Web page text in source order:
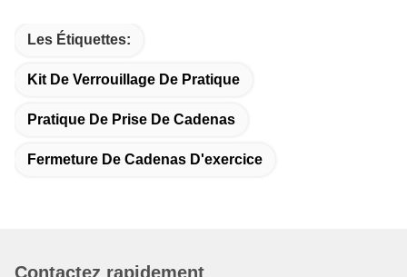
Les Étiquettes:
Kit De Verrouillage De Pratique
Pratique De Prise De Cadenas
Fermeture De Cadenas D'exercice
Contactez rapidement